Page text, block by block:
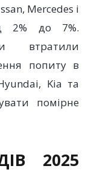
Mercedes і
2% до 7%.
втратили
попиту в
Kia та
помірне
2025